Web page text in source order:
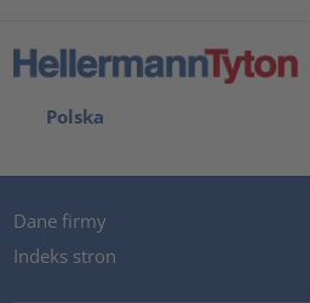
Polska
Dane firmy
Indeks stron